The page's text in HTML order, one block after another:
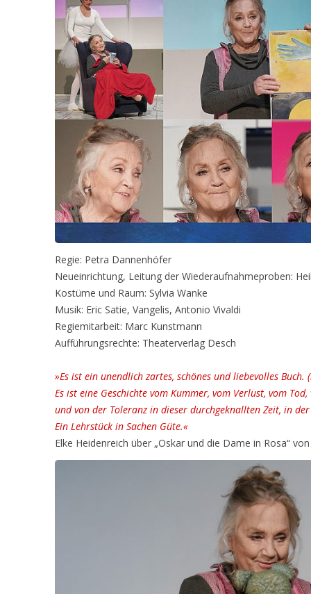
Regie: Petra Dannenhöfer
Neueinrichtung, Leitung der Wiederaufnahmeproben:
Kostüme und Raum: Sylvia Wanke
Musik: Eric Satie, Vangelis, Antonio Vivaldi
Regiemitarbeit: Marc Kunstmann
Aufführungsrechte: Theaterverlag Desch
»Es ist ein unendlich zartes, schönes und liebevolles Buch.
Es ist eine Geschichte vom Kummer, vom Verlust, vom
und von der Toleranz in dieser durchgeknallten Zeit, in
Ein Lehrstück in Sachen Güte.«
Elke Heidenreich über „Oskar und die Dame in Rosa“